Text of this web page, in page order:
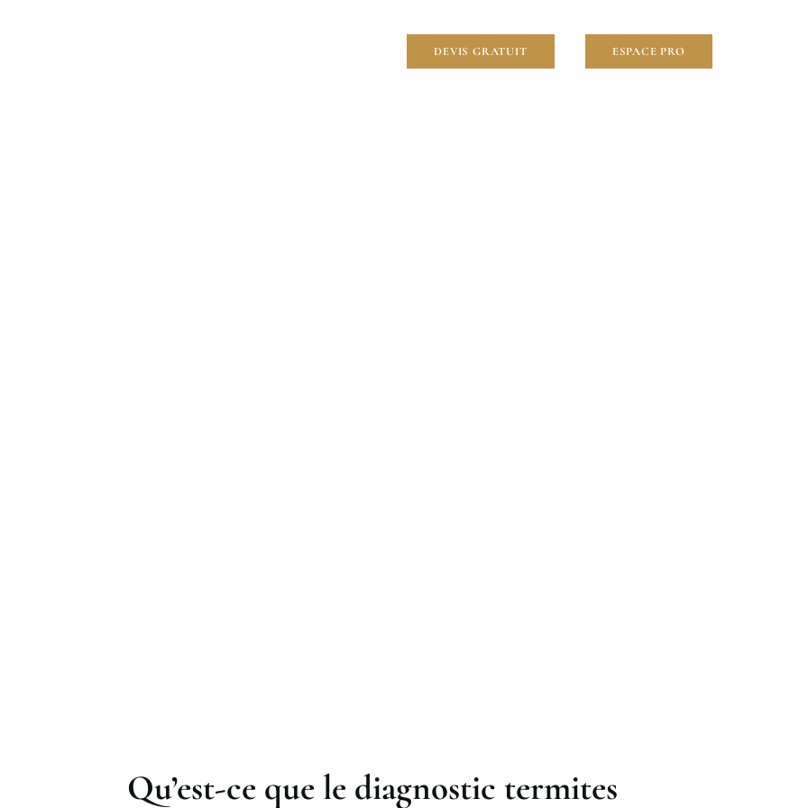
DEVIS GRATUIT ESPACE PRO
Qu’est-ce que le diagnostic termites